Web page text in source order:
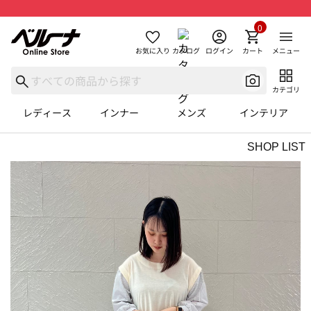
お気に入り カタログ ログイン カート
0
メニュー
カテゴリ
レディース インナー メンズ インテリア
SHOP LIST